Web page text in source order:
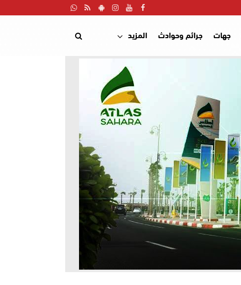
جهات جرائم وحوادث المزيد